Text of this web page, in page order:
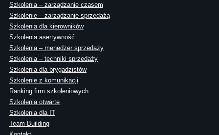
Szkolenia – zarządzanie czasem
Szkolenie – zarządzanie sprzedażą
Szkolenia dla kierowników
Szkolenia asertywność
Szkolenia – menedżer sprzedaży
Szkolenia – techniki sprzedaży
Szkolenia dla brygadzistów
Szkolenie z komunikacji
Ranking firm szkoleniowych
Szkolenia otwarte
Szkolenia dla IT
Team Building